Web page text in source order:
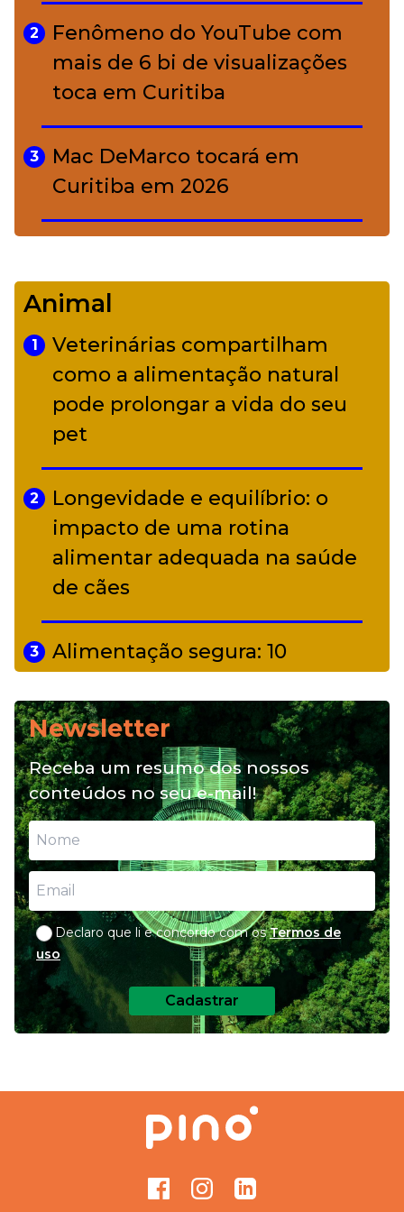
função de cada ativo
2
Fenômeno do YouTube com
mais de 6 bi de visualizações
toca em Curitiba
3
Mac DeMarco tocará em
Curitiba em 2026
Camerata tem repertório
diverso a partir de R$ 17
Adriana Calcanhotto retoma
alter ego infantil para show em
Curitiba
Animal
1
Veterinárias compartilham
como a alimentação natural
pode prolongar a vida do seu
pet
2
Longevidade e equilíbrio: o
impacto de uma rotina
alimentar adequada na saúde
de cães
3
Alimentação segura: 10
4
Alimentação natural e mix
feeding: conheça essas opções
para nutrição do seu pet
Newsletter
Receba um resumo dos nossos
conteúdos no seu e-mail!
Declaro que li e concordo com os Termos de
uso
Cadastrar
FacebookInstagramGitHub